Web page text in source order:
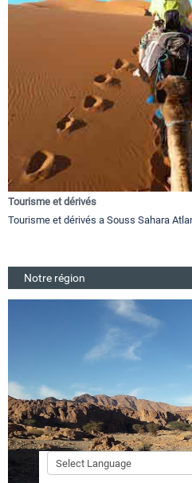
Tourisme et dérivés
Tourisme et dérivés a Souss Sahara
Notre région